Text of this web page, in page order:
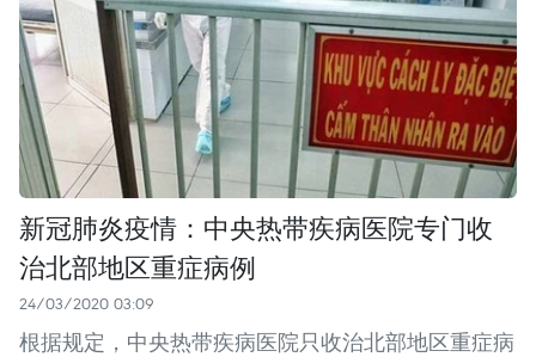
新冠肺炎疫情：中央热带疾病医院专门收
治北部地区重症病例
24/03/2020 03:09
根据规定，中央热带疾病医院只收治北部地区重症病